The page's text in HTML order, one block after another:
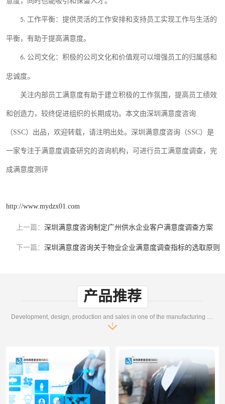
5. 工作平衡：提供灵活的工作安排和支持员工实现工作与生活的
平衡，有助于提高满意度。
6. 公司文化：积极的公司文化和价值观可以增强员工的归属感和
忠诚度。
关注内部员工满意度有助于建立积极的工作氛围，提高员工绩效
和创造力，较终促进组织的长期成功。本文由深圳满意度咨询
（SSC）出品，欢迎转载，请注明出处。深圳满意度咨询（SSC）是
一家专注于满意度调查研究的咨询机构，可进行员工满意度调查，完
成满意度测评
http://www.mydzx01.com
上一篇： 深圳满意度咨询制定广州供水企业客户满意度调查方案
下一篇： 深圳满意度咨询关于物业企业满意度调查指标的选取原则
产品推荐
Development, design, production and sales in one of the manufacturing enterprises